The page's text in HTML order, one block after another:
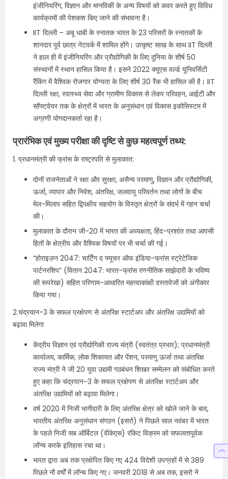
इंजीनियरिंग, विज्ञान और मानविकी के अन्य विषयों को कवर करते हुए विविध
कार्यक्रमों की पेशकश किए जाने की संभावना है।
IIT दिल्ली – अबू धाबी के स्नातक भारत के 23 परिसरों के स्नातकों के
शानदार पूर्व छात्र नेटवर्क में शामिल होंगे। उत्कृष्ट साख के साथ IIT दिल्ली
ने हाल ही में इंजीनियरिंग और प्रौद्योगिकी के लिए दुनिया के शीर्ष 50
संस्थानों में स्थान हासिल किया है। इसने 2022 क्यूएस वर्ल्ड यूनिवर्सिटी
रैंकिंग में वैश्विक रोजगार योग्यता के लिए शीर्ष 30 रैंक भी हासिल की है। IIT
दिल्ली रक्षा, स्वास्थ्य सेवा और ग्रामीण विकास से लेकर परिवहन, आईटी और
सॉफ्टवेयर तक के क्षेत्रों में भारत के अनुसंधान एवं विकास इकोसिस्टम में
अग्रणी योगदानकर्ता रहा है।
प्रारंभिक एवं मुख्य परीक्षा की दृष्टि से कुछ महत्वपूर्ण तथ्य:
1. प्रधानमंत्री की फ्रांस के राष्ट्रपति से मुलाकात:
दोनों राजनेताओं ने रक्षा और सुरक्षा, असैन्य परमाणु, विज्ञान और प्रौद्योगिकी,
ऊर्जा, व्यापार और निवेश, अंतरिक्ष, जलवायु परिवर्तन तथा लोगों के बीच
मेल-मिलाप सहित द्विपक्षीय सहयोग के विस्तृत क्षेत्रों के संदर्भ में गहन चर्चा
की।
मुलाकात के दौरान जी-20 में भारत की अध्यक्षता, हिंद-प्रशांत तथा आपसी
हितों के क्षेत्रीय और वैश्विक विषयों पर भी चर्चा की गई।
“होराइज़न 2047: चार्टिंग द फ्यूचर ऑफ इंडिया-फ्रांस स्ट्रेटेजिक
पार्टनरशिप” (वितान 2047: भारत-फ्रांस रणनीतिक साझेदारी के भविष्य
की रूपरेखा) सहित परिणाम-आधारित महत्वाकांक्षी दस्तावेजों को अंगीकार
किया गया।
2.चंद्रयान-3 के सफल प्रक्षेपण से अंतरिक्ष स्टार्टअप और अंतरिक्ष उद्यमियों को
बढ़ावा मिलेगा
केंद्रीय विज्ञान एवं प्रौद्योगिकी राज्य मंत्री (स्वतंत्र प्रभार); प्रधानमंत्री
कार्यालय, कार्मिक, लोक शिकायत और पेंशन, परमाणु ऊर्जा तथा अंतरिक्ष
राज्य मंत्री ने जी 20 युवा उद्यमी गठबंधन शिखर सम्मेलन को संबोधित करते
हुए कहा कि चंद्रयान-3 के सफल प्रक्षेपण से अंतरिक्ष स्टार्टअप और
अंतरिक्ष उद्यमियों को बढ़ावा मिलेगा।
वर्ष 2020 में निजी भागीदारी के लिए अंतरिक्ष क्षेत्र को खोले जाने के बाद,
भारतीय अंतरिक्ष अनुसंधान संगठन (इसरो) ने पिछले साल नवंबर में भारत
के पहले निजी सब ऑर्बिटल (वीकेएस) रॉकेट विक्रम को सफलतापूर्वक
लॉन्च करके इतिहास रचा था।
भारत द्वारा अब तक प्रक्षेपित किए गए 424 विदेशी उपग्रहों में से 389
पिछले नौ वर्षों में लॉन्च किए गए। जनवरी 2018 से अब तक, इसरो ने